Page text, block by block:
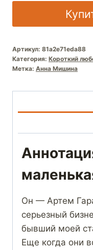
Артикул: 81a2e71eda88
Категория: Короткий
Метка: Анна Мишина
Он — Артем
серьезный
бывший моей
Еще когда они